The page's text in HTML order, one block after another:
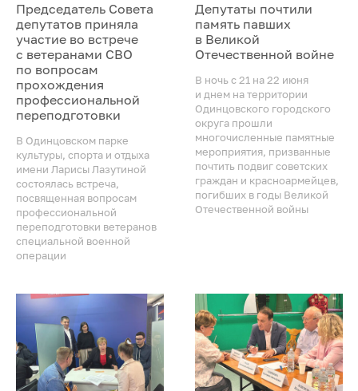
Председатель Совета
депутатов приняла
участие во встрече
с ветеранами СВО
по вопросам
прохождения
профессиональной
переподготовки
В Одинцовском парке
культуры, спорта и отдыха
имени Ларисы Лазутиной
состоялась встреча,
посвященная вопросам
профессиональной
переподготовки ветеранов
специальной военной
операции
Депутаты почтили
память павших
в Великой
Отечественной войне
В ночь с 21 на 22 июня
и днем на территории
Одинцовского городского
округа прошли
многочисленные памятные
мероприятия, призванные
почтить подвиг советских
граждан и красноармейцев,
погибших в годы Великой
Отечественной войны